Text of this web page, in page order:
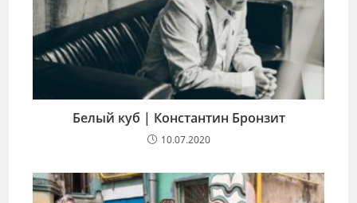
Белый куб | Константин Бронзит
10.07.2020